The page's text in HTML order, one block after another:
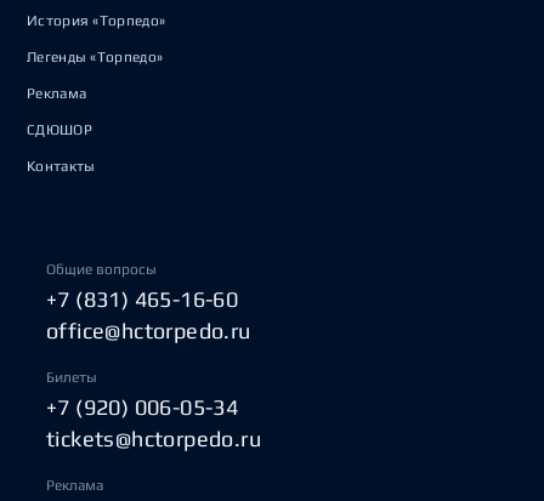
История «Торпедо»
Легенды «Торпедо»
Реклама
СДЮШОР
Контакты
Общие вопросы
+7 (831) 465-16-60
office@hctorpedo.ru
Билеты
+7 (920) 006-05-34
tickets@hctorpedo.ru
Реклама